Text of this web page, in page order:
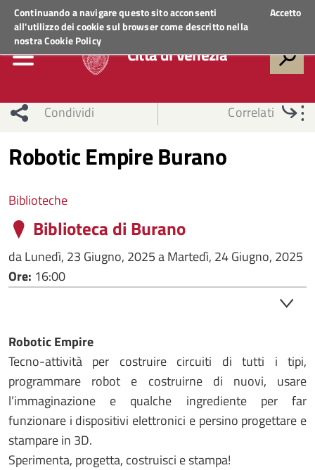
Continuando a navigare questo sito acconsenti
all'utilizzo dei cookie sul browser come descritto nella
nostraCookie Policy
Accetto
Regione VenetoACCEDI AI SERVIZI
Città di Venezia
Condividi Correlati
Robotic Empire Burano
Biblioteche
Biblioteca di Burano
daLunedì, 23 Giugno, 2025aMartedì, 24 Giugno, 2025
Ore: 16:00
Robotic Empire
Tecno-attività per costruire circuiti di tutti i tipi,
programmare robot e costruirne di nuovi, usare
l’immaginazione e qualche ingrediente per far
funzionare i dispositivi elettronici e persino progettare e
stampare in 3D.
Sperimenta, progetta, costruisci e stampa!